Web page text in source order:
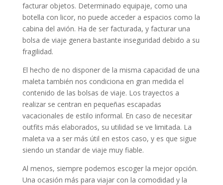
facturar objetos. Determinado equipaje, como una
botella con licor, no puede acceder a espacios como la
cabina del avión. Ha de ser facturada, y facturar una
bolsa de viaje genera bastante inseguridad debido a su
fragilidad.
El hecho de no disponer de la misma capacidad de una
maleta también nos condiciona en gran medida el
contenido de las bolsas de viaje. Los trayectos a
realizar se centran en pequeñas escapadas
vacacionales de estilo informal. En caso de necesitar
outfits más elaborados, su utilidad se ve limitada. La
maleta va a ser más útil en estos caso, y es que sigue
siendo un standar de viaje muy fiable.
Al menos, siempre podemos escoger la mejor opción.
Una ocasión más para viajar con la comodidad y la